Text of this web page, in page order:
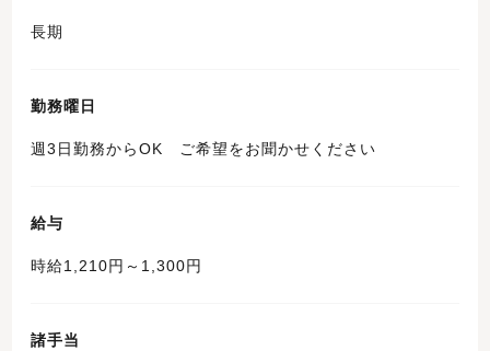
長期
勤務曜日
週3日勤務からOK ご希望をお聞かせください
給与
時給1,210円～1,300円
諸手当